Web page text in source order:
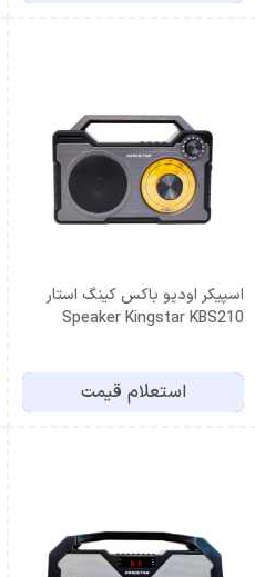
اسپیکر اودیو باکس کینگ استار
Speaker Kingstar KBS210
استعلام قیمت